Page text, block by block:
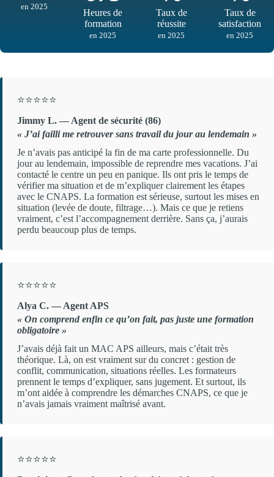
en 2025
Heures de
formation
en 2025
Taux de
réussite
en 2025
Taux de
satisfaction
en 2025
⭐⭐⭐⭐⭐
Jimmy L. — Agent de sécurité (86)
« J’ai failli me retrouver sans travail du jour au lendemain »
Je n’avais pas anticipé la fin de ma carte professionnelle. Du
jour au lendemain, impossible de reprendre mes vacations. J’ai
contacté le centre un peu en panique. Ils ont pris le temps de
vérifier ma situation et de m’expliquer clairement les étapes
avec le CNAPS. La formation est sérieuse, surtout les mises en
situation (levée de doute, filtrage…). Mais ce que je retiens
vraiment, c’est l’accompagnement derrière. Sans ça, j’aurais
perdu beaucoup plus de temps.
⭐⭐⭐⭐⭐
Alya C. — Agent APS
« On comprend enfin ce qu’on fait, pas juste une formation
obligatoire »
J’avais déjà fait un MAC APS ailleurs, mais c’était très
théorique. Là, on est vraiment sur du concret : gestion de
conflit, communication, situations réelles. Les formateurs
prennent le temps d’expliquer, sans jugement. Et surtout, ils
m’ont aidée à comprendre les démarches CNAPS, ce que je
n’avais jamais vraiment maîtrisé avant.
⭐⭐⭐⭐⭐